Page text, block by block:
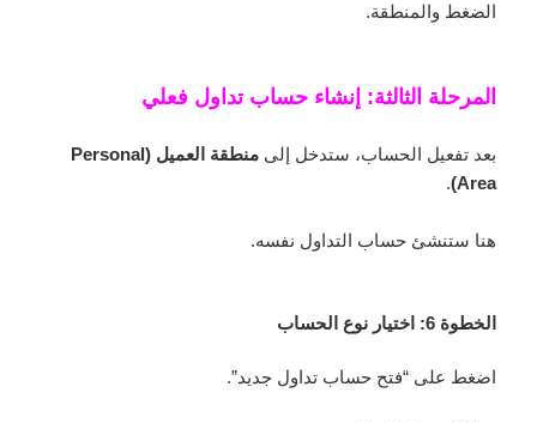
الضغط والمنطقة.
المرحلة الثالثة: إنشاء حساب تداول فعلي
بعد تفعيل الحساب، ستدخل إلى
منطقة العميل (Personal
Area)
.
هنا ستنشئ حساب التداول نفسه.
الخطوة 6: اختيار نوع الحساب
اضغط على “فتح حساب تداول جديد”.